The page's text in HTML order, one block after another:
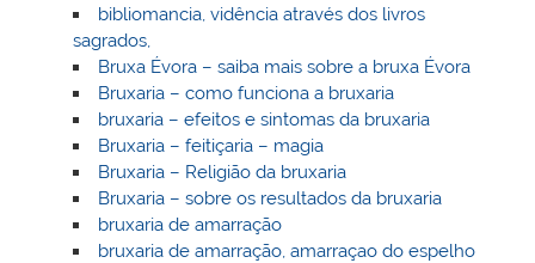
bibliomancia, vidência através dos livros
sagrados,
Bruxa Évora – saiba mais sobre a bruxa Évora
Bruxaria – como funciona a bruxaria
bruxaria – efeitos e sintomas da bruxaria
Bruxaria – feitiçaria – magia
Bruxaria – Religião da bruxaria
Bruxaria – sobre os resultados da bruxaria
bruxaria de amarração
bruxaria de amarração, amarraçao do espelho